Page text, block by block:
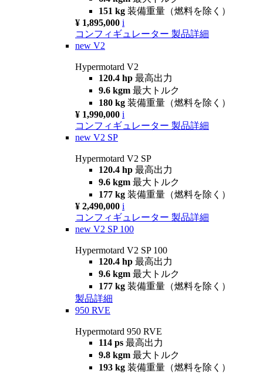
151 kg 装備重量（燃料を除く）
¥ 1,895,000 i
コンフィギュレーター 製品詳細
new V2
Hypermotard V2
120.4 hp 最高出力
9.6 kgm 最大トルク
180 kg 装備重量（燃料を除く）
¥ 1,990,000 i
コンフィギュレーター 製品詳細
new V2 SP
Hypermotard V2 SP
120.4 hp 最高出力
9.6 kgm 最大トルク
177 kg 装備重量（燃料を除く）
¥ 2,490,000 i
コンフィギュレーター 製品詳細
new V2 SP 100
Hypermotard V2 SP 100
120.4 hp 最高出力
9.6 kgm 最大トルク
177 kg 装備重量（燃料を除く）
製品詳細
950 RVE
Hypermotard 950 RVE
114 ps 最高出力
9.8 kgm 最大トルク
193 kg 装備重量（燃料を除く）